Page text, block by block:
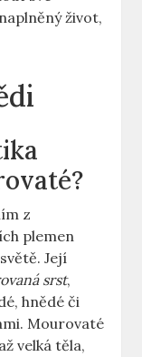
život,
z
plemen
Její
srst,
hnědé či
Mourovaté
velká těla,